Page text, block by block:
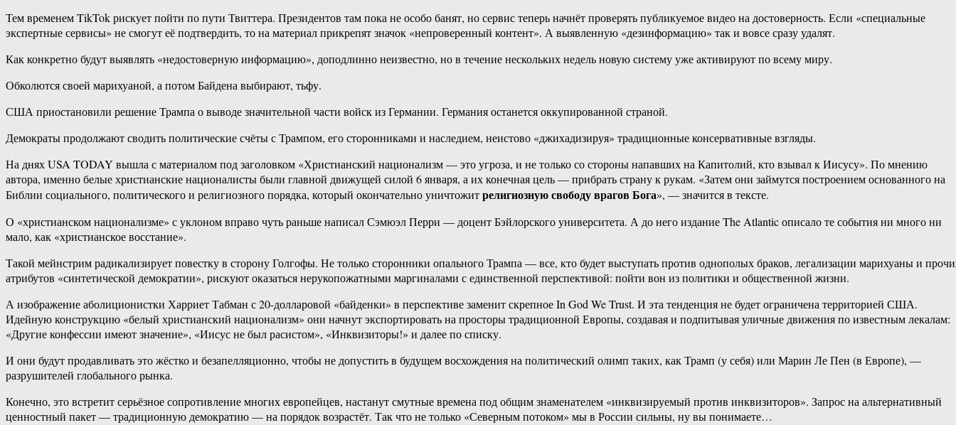
Тем временем TikTok рискует пойти по пути Твиттера. Президентов там пока не особо банят, но сервис теперь начнёт проверять публикуемое видео на достоверность. Если «специальные
экспертные сервисы» не смогут её подтвердить, то на материал прикрепят значок «непроверенный контент». А выявленную «дезинформацию» так и вовсе сразу удалят.
Как конкретно будут выявлять «недостоверную информацию», доподлинно неизвестно, но в течение нескольких недель новую систему уже активируют по всему миру.
Обколются своей марихуаной, а потом Байдена выбирают, тьфу.
США приостановили решение Трампа о выводе значительной части войск из Германии. Германия останется оккупированной страной.
Демократы продолжают сводить политические счёты с Трампом, его сторонниками и наследием, неистово «джихадизируя» традиционные консервативные взгляды.
На днях USA TODAY вышла с материалом под заголовком «Христианский национализм — это угроза, и не только со стороны напавших на Капитолий, кто взывал к Иисусу». По мнению
автора, именно белые христианские националисты были главной движущей силой 6 января, а их конечная цель — прибрать страну к рукам. «Затем они займутся построением основанного на
Библии социального, политического и религиозного порядка, который окончательно уничтожитрелигиозную свободу врагов Бога», — значится в тексте.
О «христианском национализме» с уклоном вправо чуть раньше написал Сэмюэл Перри — доцент Бэйлорского университета. А до него издание The Atlantic описало те события ни много ни
мало, как «христианское восстание».
Такой мейнстрим радикализирует повестку в сторону Голгофы. Не только сторонники опального Трампа — все, кто будет выступать против однополых браков, легализации марихуаны и
атрибутов «синтетической демократии», рискуют оказаться нерукопожатными маргиналами с единственной перспективой: пойти вон из политики и общественной жизни.
А изображение аболиционистки Харриет Табман с 20-долларовой «байденки» в перспективе заменит скрепное In God We Trust. И эта тенденция не будет ограничена территорией США.
Идейную конструкцию «белый христианский национализм» они начнут экспортировать на просторы традиционной Европы, создавая и подпитывая уличные движения по известным лекалам:
«Другие конфессии имеют значение», «Иисус не был расистом», «Инквизиторы!» и далее по списку.
И они будут продавливать это жёстко и безапелляционно, чтобы не допустить в будущем восхождения на политический олимп таких, как Трамп (у себя) или Марин Ле Пен (в Европе), —
разрушителей глобального рынка.
Конечно, это встретит серьёзное сопротивление многих европейцев, настанут смутные времена под общим знаменателем «инквизируемый против инквизиторов». Запрос на альтернативный
ценностный пакет — традиционную демократию — на порядок возрастёт. Так что не только «Северным потоком» мы в России сильны, ну вы понимаете…